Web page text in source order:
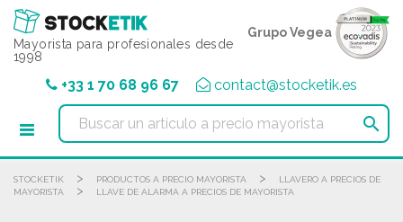
Mayorista para profesionales desde
1998
Grupo Vegea
+33 1 70 68 96 67 contact@stocketik.es

STOCKETIK > PRODUCTOS A PRECIO MAYORISTA >
LLAVERO A PRECIOS DE
MAYORISTA
> LLAVE DE ALARMA A PRECIOS DE MAYORISTA
Panel de gestión de cookies